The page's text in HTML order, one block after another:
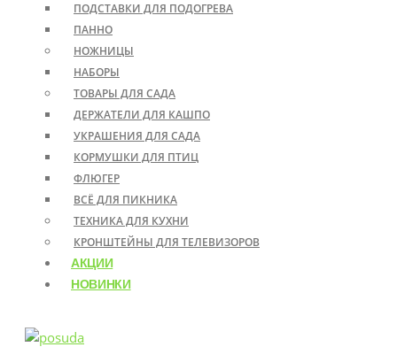
ПОДСТАВКИ ДЛЯ ПОДОГРЕВА
ПАННО
НОЖНИЦЫ
НАБОРЫ
ТОВАРЫ ДЛЯ САДА
ДЕРЖАТЕЛИ ДЛЯ КАШПО
УКРАШЕНИЯ ДЛЯ САДА
КОРМУШКИ ДЛЯ ПТИЦ
ФЛЮГЕР
ВСЁ ДЛЯ ПИКНИКА
ТЕХНИКА ДЛЯ КУХНИ
КРОНШТЕЙНЫ ДЛЯ ТЕЛЕВИЗОРОВ
АКЦИИ
НОВИНКИ